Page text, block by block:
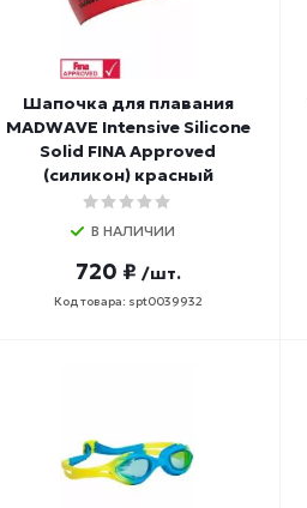
Шапочка для плавания
MADWAVE Intensive Silicone
Solid FINA Approved
(силикон) красный
В НАЛИЧИИ
720 ₽ /шт.
Код товара: spt0039932